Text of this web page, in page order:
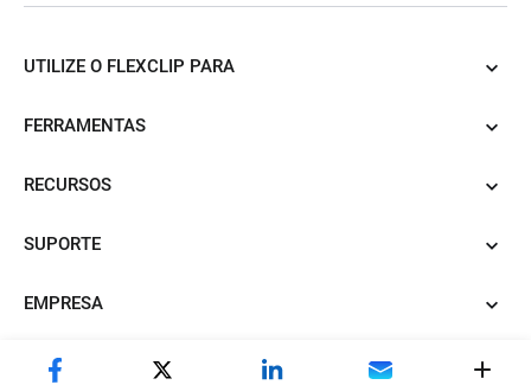
Converter PowerPoint para
UTILIZE O FLEXCLIP PARA
FERRAMENTAS
RECURSOS
SUPORTE
EMPRESA